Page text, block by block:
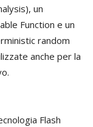
un
Function e un
random
anche per la
Flash